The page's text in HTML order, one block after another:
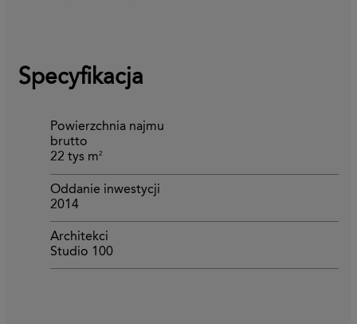
Specyfikacja
Powierzchnia najmu
brutto
22 tys m2
Oddanie inwestycji
2014
Architekci
Studio 100